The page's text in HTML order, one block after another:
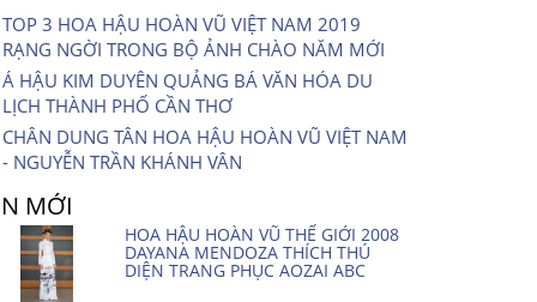
TOP 3 HOA HẬU HOÀN VŨ VIỆT NAM 2019
RẠNG NGỜI TRONG BỘ ẢNH CHÀO NĂM MỚI
Á HẬU KIM DUYÊN QUẢNG BÁ VĂN HÓA DU
LỊCH THÀNH PHỐ CẦN THƠ
CHÂN DUNG TÂN HOA HẬU HOÀN VŨ VIỆT NAM
- NGUYỄN TRẦN KHÁNH VÂN
MỚI
HOA HẬU HOÀN VŨ THẾ GIỚI 2008
DAYANA MENDOZA THÍCH THÚ
DIỆN TRANG PHỤC AOZAI ABC